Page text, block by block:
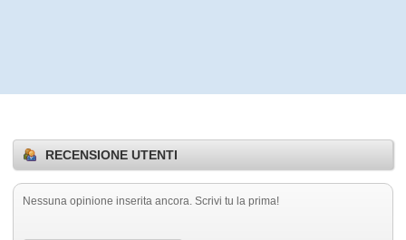
RECENSIONE UTENTI
Nessuna opinione inserita ancora. Scrivi tu la prima!